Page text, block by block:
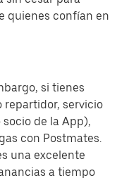
quienes confían en
si tienes
repartidor, servicio
de la App),
con Postmates.
una excelente
a tiempo